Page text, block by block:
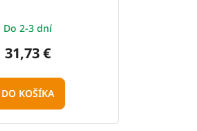
Do 2-3 dní
31,73 €
DO KOŠÍKA